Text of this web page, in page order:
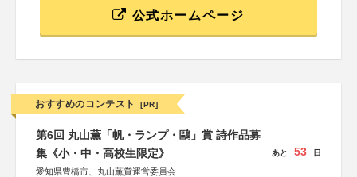
公式ホームページ
おすすめのコンテスト [PR]
第6回 丸山薫「帆・ランプ・鷗」賞 詩作品募
集《小・中・高校生限定》
愛知県豊橋市、丸山薫賞運営委員会
あと 53 日